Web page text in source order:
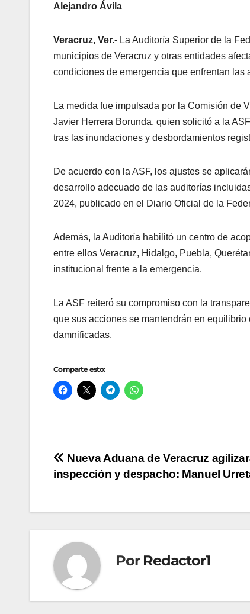
Alejandro Ávila
Veracruz, Ver.- La Auditoría Superior de la
municipios de Veracruz y otras entidades
condiciones de emergencia que enfrentan las
La medida fue impulsada por la Comisión de
Javier Herrera Borunda, quien solicitó a la
tras las inundaciones y desbordamientos
De acuerdo con la ASF, los ajustes se
desarrollo adecuado de las auditorías
2024, publicado en el Diario Oficial de la
Además, la Auditoría habilitó un centro de
entre ellos Veracruz, Hidalgo, Puebla,
institucional frente a la emergencia.
La ASF reiteró su compromiso con la
que sus acciones se mantendrán en
damnificadas.
Comparte esto:
Navegación
de
entradas
Nueva Aduana de Veracruz
inspección y despacho: Manuel
Por Redactor1